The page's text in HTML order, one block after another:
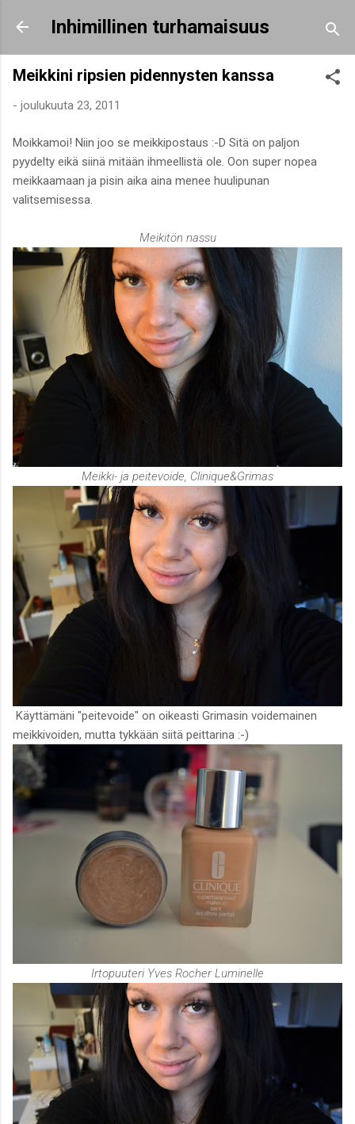
Siirry pääsisältöön
Inhimillinen turhamaisuus
Meikkini ripsien pidennysten kanssa
- joulukuuta 23, 2011
Moikkamoi! Niin joo se meikkipostaus :-D Sitä on paljon
pyydelty eikä siinä mitään ihmeellistä ole. Oon super nopea
meikkaamaan ja pisin aika aina menee huulipunan
valitsemisessa.
Meikitön nassu
Meikki- ja peitevoide, Clinique&Grimas
Käyttämäni "peitevoide" on oikeasti Grimasin voidemainen
meikkivoiden, mutta tykkään siitä peittarina :-)
Irtopuuteri Yves Rocher Luminelle